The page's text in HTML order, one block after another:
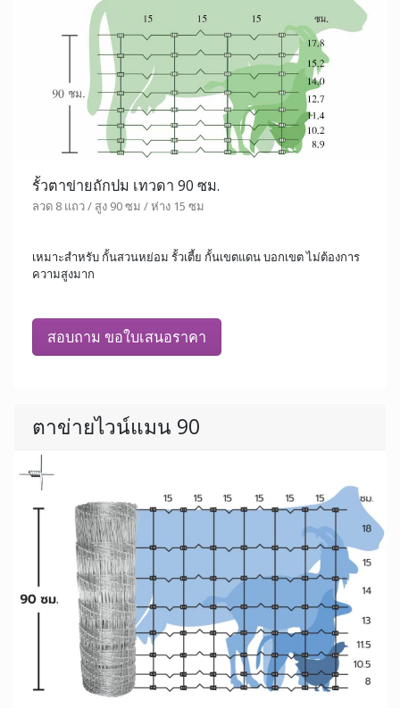
รั้วตาข่ายถักปม เทวดา 90 ซม.
ลวด 8 แถว / สูง 90 ซม / ห่าง 15 ซม
เหมาะสำหรับ กั้นสวนหย่อม รั้วเตี้ย กั้นเขตแดน บอกเขต ไม่ต้องการ
ความสูงมาก
สอบถาม ขอใบเสนอราคา
ตาข่ายไวน์แมน 90